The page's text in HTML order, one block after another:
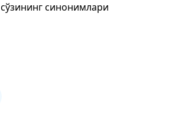
сўзининг синонимлари